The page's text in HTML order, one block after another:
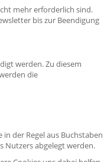
mehr erforderlich sind.
bis zur Beendigung
werden. Zu diesem
die
der Regel aus Buchstaben
Nutzers abgelegt werden.